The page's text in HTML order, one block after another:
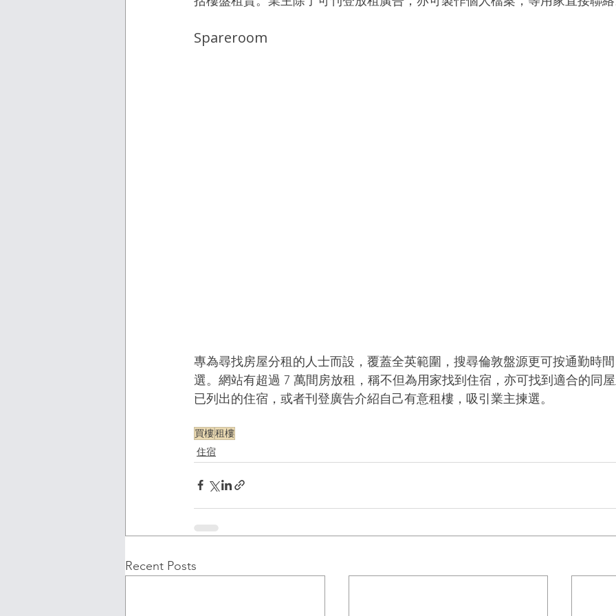
Spareroom
專為尋找房屋分租的人士而設，覆蓋全英範圍，搜尋倫敦盤源更可按通勤時
選。網站有超過 7 萬間房放租，稱不但為用家找到住宿，亦可找到適合的同
已列出的住宿，或者刊登廣告介紹自己有意租樓，吸引業主揀選。
買樓租樓
住宿
Recent Posts